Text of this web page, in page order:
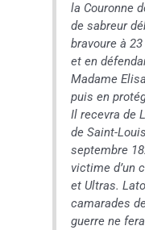
la Couronne
de sabreur
bravoure à
et en
Madame
puis en
Il recevra de
de Saint-
septembre
victime d’un
et Ultras.
camarades
guerre ne